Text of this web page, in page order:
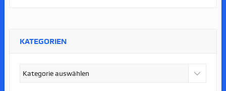
KATEGORIEN